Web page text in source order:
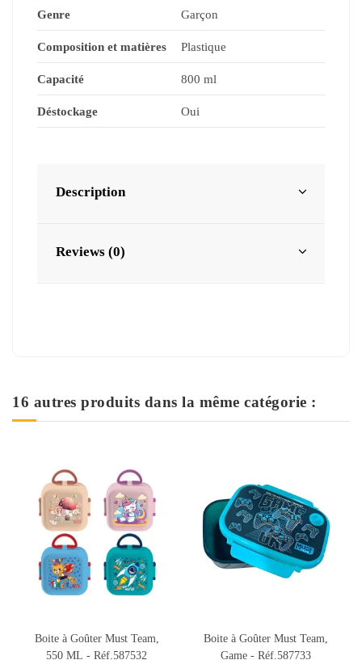
Genre Garçon
Composition et matières Plastique
Capacité 800 ml
Déstockage Oui
Description
Reviews (0)
16 autres produits dans la même catégorie :
Boite à Goûter Must Team,
Game - Réf.587733
Coffret Boite à Goûter
Alimentaire + Bouteille à